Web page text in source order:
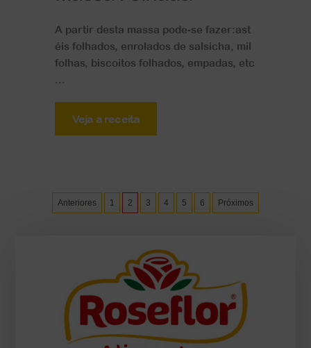
A partir desta massa pode-se fazer:ast
éis folhados, enrolados de salsicha, mil
folhas, biscoitos folhados, empadas, etc
...
Veja a receita
Anteriores 1 2 3 4 5 6 Próximos